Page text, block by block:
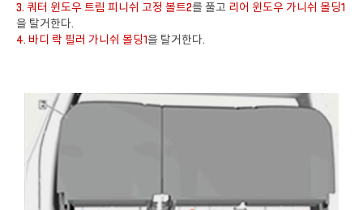
3. 쿼터 윈도우 트림 피니쉬 고정 볼트2를 풀고 리어 윈도우 가니쉬 몰딩1
을 탈거한다.
4. 바디 락 필러 가니쉬 몰딩1을 탈거한다.